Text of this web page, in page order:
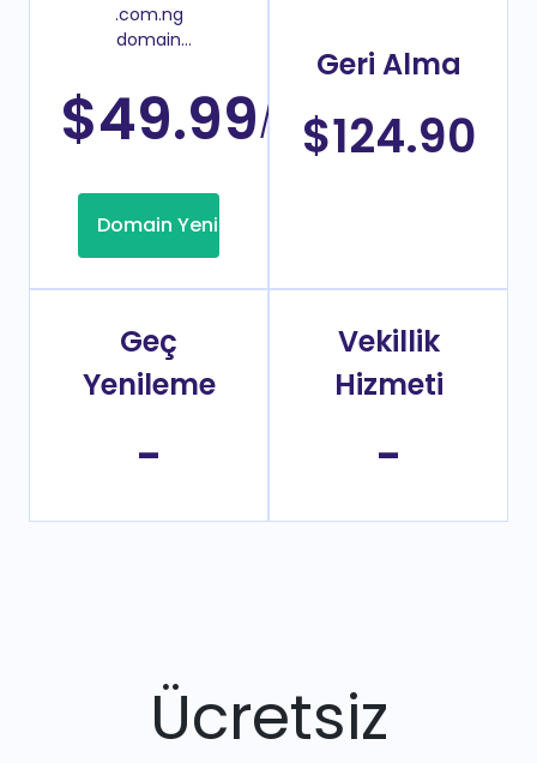
.com.ng
domain
fiyatı
$49.99/Yıl
Domain Yenileme
Geri Alma
$124.90
Geç
Yenileme
-
Vekillik
Hizmeti
-
Ücretsiz